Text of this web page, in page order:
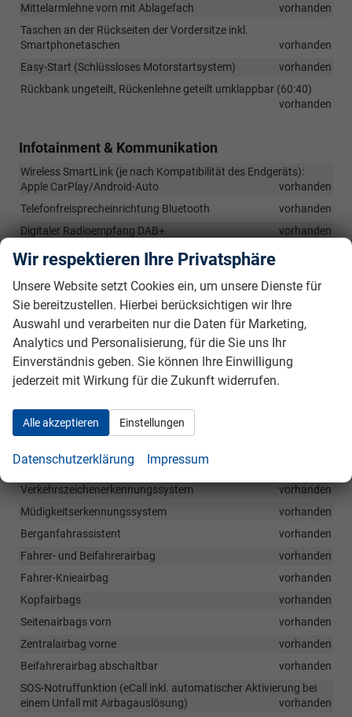
Mittelarmlehne vorn mit Ablagefach
vorhanden
Taschen an der Rückseiten der Vordersitze inkl.
Smartphonetaschen
vorhanden
Easy-Start (Schlüssloses Motorstartsystem)
vorhanden
Rückbank ungeteilt, Rückenlehne geteilt umklappbar (60:40)
vorhanden
Infotainment & Kommunikation
Wireless SmartLink (je nach Kompatibilität des Endgeräts):
Apple CarPlay/Android-Auto
vorhanden
Telefonfreisprecheinrichtung Bluetooth
vorhanden
Digitaler Radioempfang DAB+
vorhanden
8 Lautsprecher
2x USB-Anschlüsse im Fond (Typ-C)
vorhanden
USB-Anschluss am Innenspiegel (Typ-C)
vorhanden
10" Infotainmentsystem
vorhanden
12-Volt Steckdose im Gepäckraum
Sicherheit & Assistenz
Frontradarassistent inkl. City-Notbremsfunktion und Personen-
und Radfahrererkennung
Verkehrszeichenerkennungssystem
vorhanden
Müdigkeitserkennungssystem
vorhanden
Berganfahrassistent
vorhanden
Fahrer- und Beifahrerairbag
vorhanden
Fahrer-Knieairbag
vorhanden
Kopfairbags
vorhanden
Seitenairbags vorn
vorhanden
Zentralairbag vorne
vorhanden
Beifahrerairbag abschaltbar
vorhanden
SOS-Notruffunktion (eCall inkl. automatischer Aktivierung bei
einem Unfall mit Airbagauslösung)
vorhanden
Wir respektieren Ihre Privatsphäre
Unsere Website setzt Cookies ein, um unsere Dienste für
Sie bereitzustellen. Hierbei berücksichtigen wir Ihre
Auswahl und verarbeiten nur die Daten für Marketing,
Analytics und Personalisierung, für die Sie uns Ihr
Einverständnis geben. Sie können Ihre Einwilligung
jederzeit mit Wirkung für die Zukunft widerrufen.
Alle akzeptieren Einstellungen
Datenschutzerklärung Impressum